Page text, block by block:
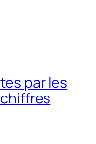
par les